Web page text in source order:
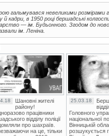
гальмувався невеликими розмірами
кадри, в 1950 році бершадські
— ім. Будьонного. Згодом до
ім. Леніна.
Шановні жителі
району!
працівники
відділу поліції
про шахраїв.
на це, тільки
25.03.18
Головного
національної
Вінницькій
розшукується